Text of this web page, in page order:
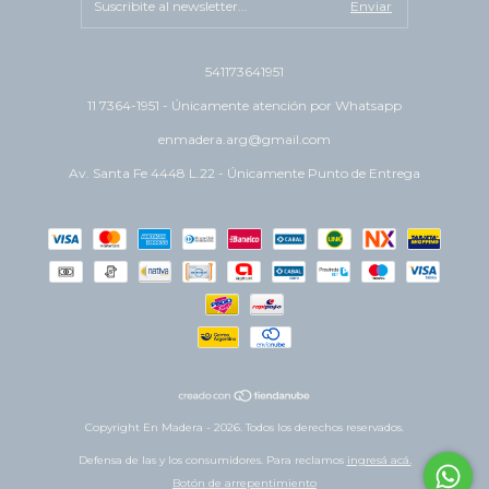
541173641951
11 7364-1951 - Únicamente atención por Whatsapp
enmadera.arg@gmail.com
Av. Santa Fe 4448 L.22 - Únicamente Punto de Entrega
Copyright En Madera - 2026. Todos los derechos reservados.
Defensa de las y los consumidores. Para reclamos ingresá acá.
Botón de arrepentimiento